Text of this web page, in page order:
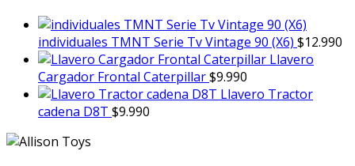
individuales TMNT Serie Tv Vintage 90 (X6) $12.990
Llavero
Cargador Frontal Caterpillar$9.990
Llavero Tractor
cadena D8T $9.990